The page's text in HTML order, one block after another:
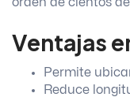
orden de cientos
Ventajas
Permite
Reduce